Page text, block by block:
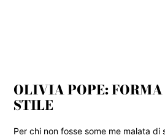
OLIVIA POPE: FORMA
STILE
Per chi non fosse some me malata di